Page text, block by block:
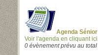
Agenda Sénior
Voir l'agenda en cliquant ici
0 évènement prévu au total